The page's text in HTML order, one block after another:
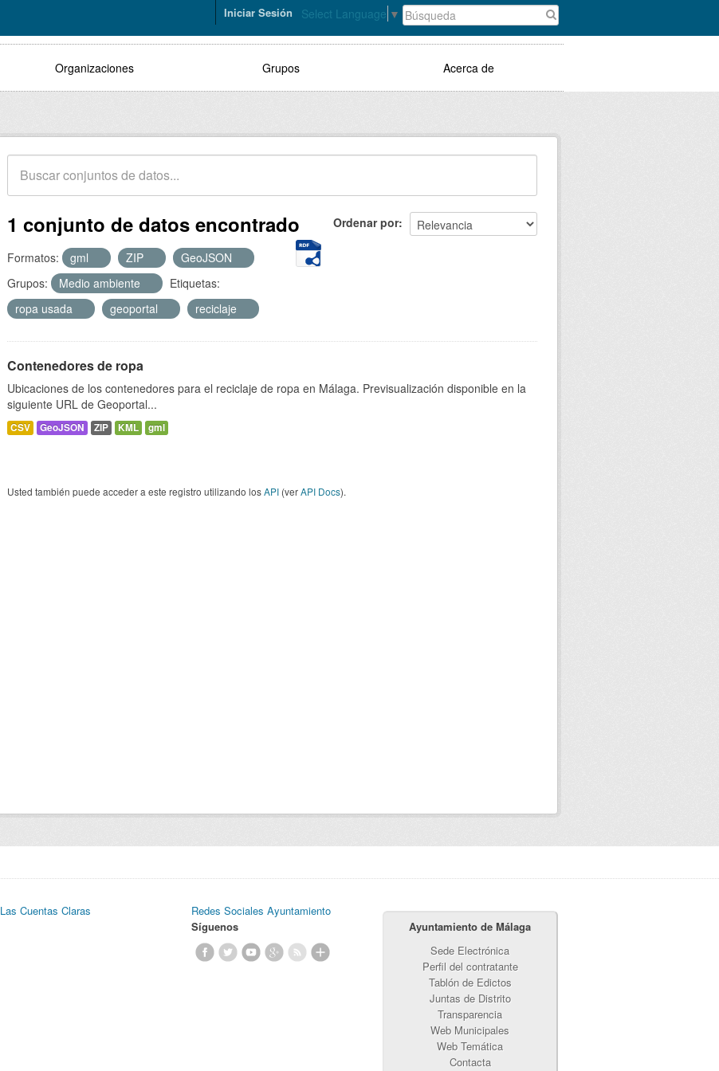
Select Language ▼
Iniciar Sesión
Organizaciones Grupos Acerca de
Ordenar por
1 conjunto de datos encontrado
Formatos: gml ZIP
GeoJSON
Grupos:
Medio ambiente
Etiquetas:
ropa usada
geoportal reciclaje
Contenedores de ropa
Ubicaciones de los contenedores para el reciclaje de ropa en Málaga. Previsualización disponible en la
siguiente URL de Geoportal...
CSV GeoJSON ZIP KML gml
Usted también puede acceder a este registro utilizando losAPI (verAPI Docs).
Las Cuentas Claras
Redes Sociales Ayuntamiento
Síguenos
Ayuntamiento de Málaga
Sede Electrónica
Perfil del contratante
Tablón de Edictos
Juntas de Distrito
Transparencia
Web Municipales
Web Temática
Contacta